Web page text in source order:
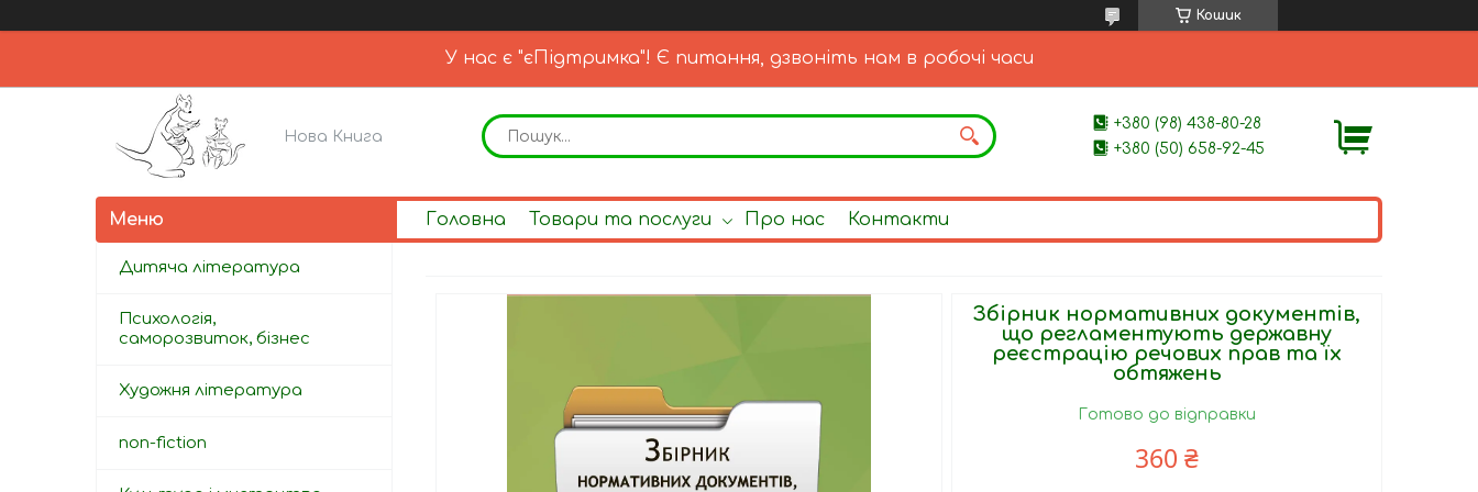
Кошик
У нас є "єПідтримка"! Є питання, дзвоніть нам в робочі часи
Нова Книга
+380 (98) 438-80-28
+380 (50) 658-92-45
Головна Товари та послуги Про нас Контакти
Збірник нормативних документів,
що регламентують державну
реєстрацію речових прав та їх
обтяжень
Готово до відправки
360 ₴
Дитяча література
Психологія,
саморозвиток, бізнес
Художня література
non-fiction